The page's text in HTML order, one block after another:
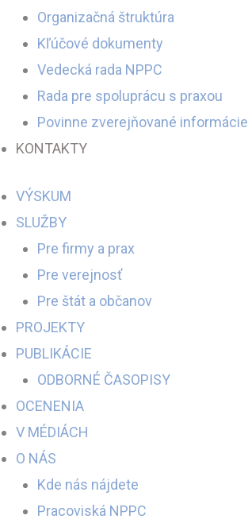
Organizačná štruktúra
Kľúčové dokumenty
Vedecká rada NPPC
Rada pre spoluprácu s praxou
Povinne zverejňované informácie
KONTAKTY
VÝSKUM
SLUŽBY
Pre firmy a prax
Pre verejnosť
Pre štát a občanov
PROJEKTY
PUBLIKÁCIE
ODBORNÉ ČASOPISY
OCENENIA
V MÉDIÁCH
O NÁS
Kde nás nájdete
Pracoviská NPPC